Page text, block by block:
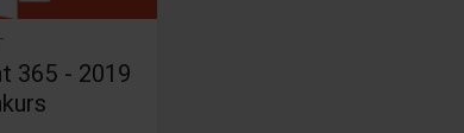
365 - 2019